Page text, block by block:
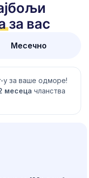
за вас
Месечно
у за ваше одморе!
месеца чланства